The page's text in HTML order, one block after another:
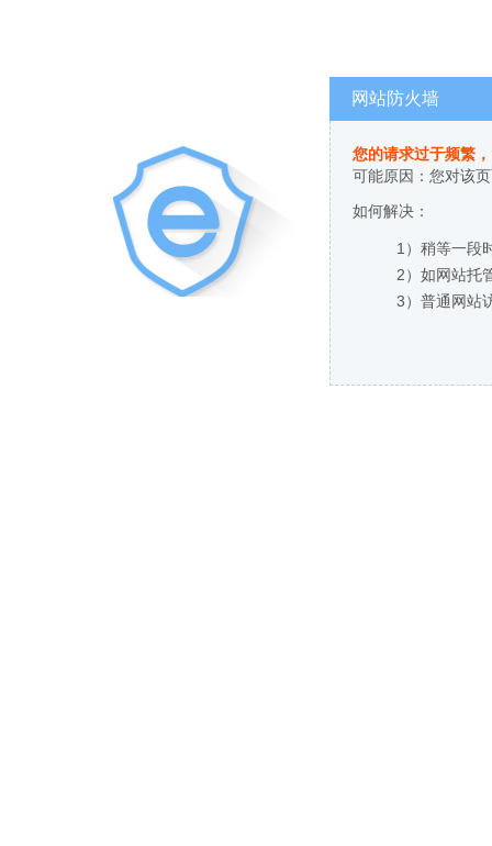
网站防火墙
您的请求过于频繁
可能原因：您对该
如何解决：
1）稍等一段
2）如网站托
3）普通网站